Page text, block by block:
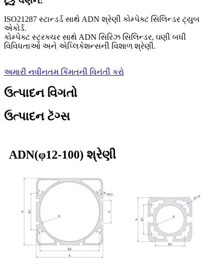
ISO21287 સ્ટાન્ડર્ડ સાથે ADN શ્રેણી કોમ્પેક્ટ સિલિન્ડર ટ્યુબ
એકોર્ડ.
કોમ્પેક્ટ સ્ટ્રક્ચર સાથે ADN સિરિઝ સિલિન્ડર, ઘણી બધી
વિવિધતાઓ અને એપ્લિકેશન્સની વિશાળ શ્રેણી.
અમારી નવીનતમ કિંમતની વિનંતી કરો
ઉત્પાદન વિગતો
ઉત્પાદન ટૅગ્સ
ADN(φ12-100) શ્રેણી